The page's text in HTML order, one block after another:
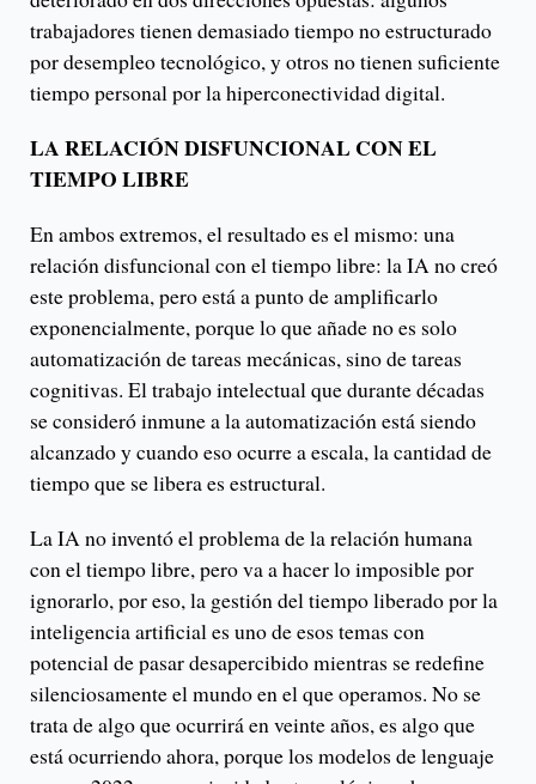
trabajadores tienen demasiado tiempo no estructurado
por desempleo tecnológico, y otros no tienen suficiente
tiempo personal por la hiperconectividad digital.
LA RELACIÓN DISFUNCIONAL CON EL
TIEMPO LIBRE
En ambos extremos, el resultado es el mismo: una
relación disfuncional con el tiempo libre: la IA no creó
este problema, pero está a punto de amplificarlo
exponencialmente, porque lo que añade no es solo
automatización de tareas mecánicas, sino de tareas
cognitivas. El trabajo intelectual que durante décadas
se consideró inmune a la automatización está siendo
alcanzado y cuando eso ocurre a escala, la cantidad de
tiempo que se libera es estructural.
La IA no inventó el problema de la relación humana
con el tiempo libre, pero va a hacer lo imposible por
ignorarlo, por eso, la gestión del tiempo liberado por la
inteligencia artificial es uno de esos temas con
potencial de pasar desapercibido mientras se redefine
silenciosamente el mundo en el que operamos. No se
trata de algo que ocurrirá en veinte años, es algo que
está ocurriendo ahora, porque los modelos de lenguaje